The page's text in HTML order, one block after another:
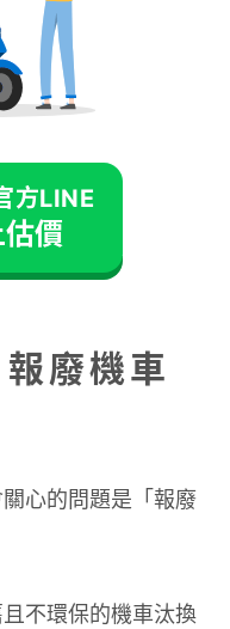
方LINE
價
多選擇！立即點
更多機車收購服
廢機車
心的問題是「報廢
不環保的機車汰換